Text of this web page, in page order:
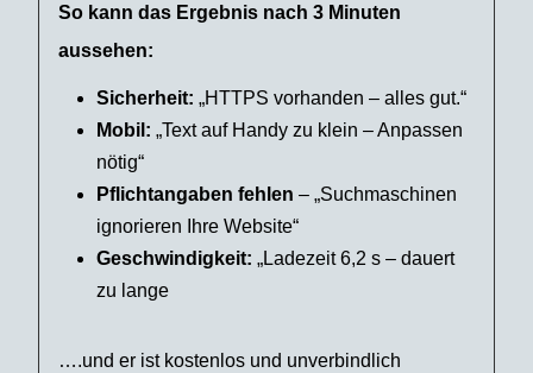
So kann das Ergebnis nach 3 Minuten
aussehen:
Sicherheit: „HTTPS vorhanden – alles gut.“
Mobil: „Text auf Handy zu klein – Anpassen
nötig“
Pflichtangaben fehlen – „Suchmaschinen
ignorieren Ihre Website“
Geschwindigkeit: „Ladezeit 6,2 s – dauert
zu lange
….und er ist kostenlos und unverbindlich